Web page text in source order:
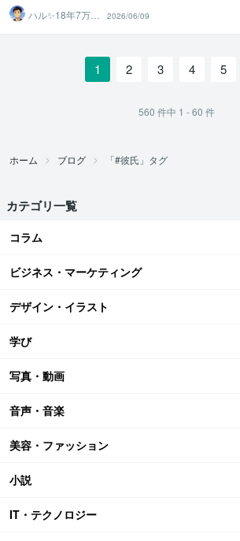
ハル✨18年7万人
以上の実績×書籍
著者
2026/06/09
1 2 3 4 5
560 件中 1 - 60 件
ホーム ブログ 「#彼氏」タグ
カテゴリ一覧
コラム
ビジネス・マーケティング
デザイン・イラスト
学び
写真・動画
音声・音楽
美容・ファッション
小説
IT・テクノロジー